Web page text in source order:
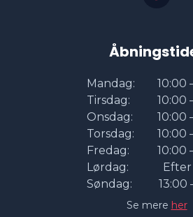
Mandag:
10:00
Tirsdag:
10:00
Onsdag:
10:00
Torsdag:
10:00
Fredag:
10:00
Lørdag:
Søndag:
13:00
Se mere her